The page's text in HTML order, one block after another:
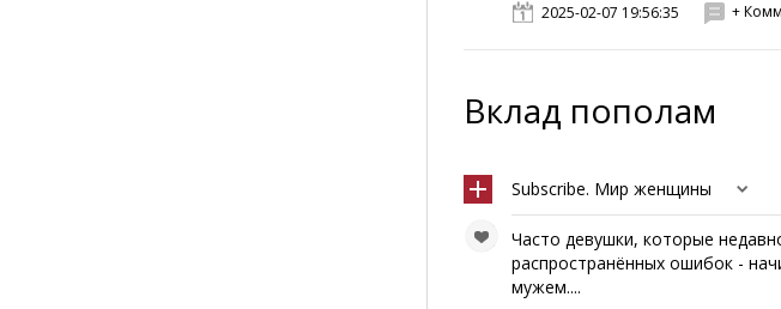
2025-02-07 19:56:35 +
Вклад пополам
Subscribe. Мир женщины
Часто девушки, которые
распространённых ошибок -
мужем....